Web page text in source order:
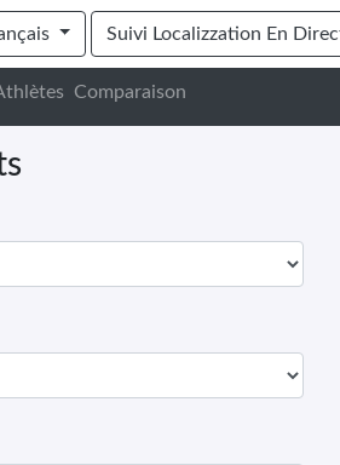
2024 Suivi Localizzation En
Comparaison